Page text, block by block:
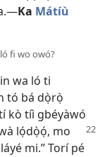
Ka Mátíù
fi wo owó?
wa ló ti
tó bá dọ̀rọ̀
kò tíì gbéyàwó
lọ́dọ̀ọ́, mo
mi.” Torí pé